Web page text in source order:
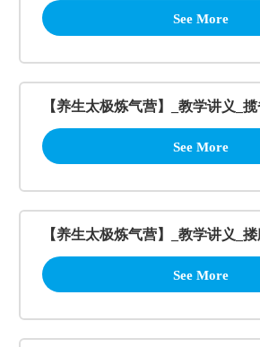
See More
【养生太极炼气营】_教学讲义_
See More
【养生太极炼气营】_教学讲义_
See More